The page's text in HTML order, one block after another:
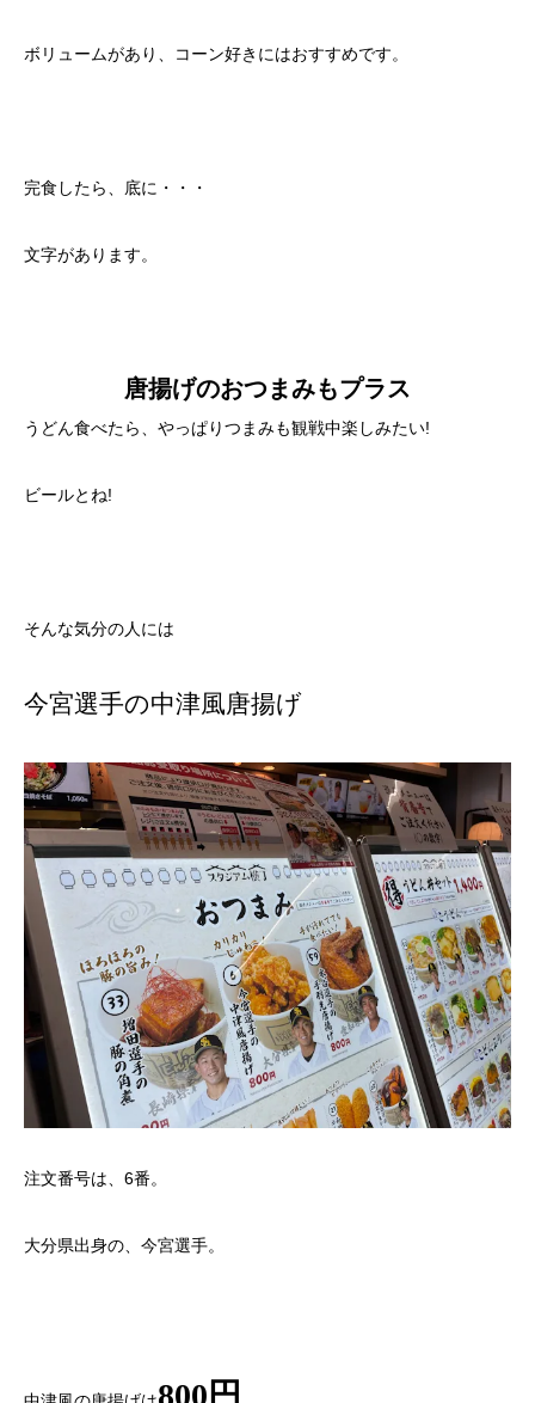
ボリュームがあり、コーン好きにはおすすめです。
完食したら、底に・・・
文字があります。
唐揚げのおつまみもプラス
うどん食べたら、やっぱりつまみも観戦中楽しみたい!
ビールとね!
そんな気分の人には
今宮選手の中津風唐揚げ
注文番号は、6番。
大分県出身の、今宮選手。